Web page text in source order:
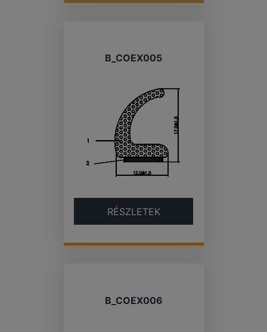
B_COEX005
RÉSZLETEK
B_COEX006